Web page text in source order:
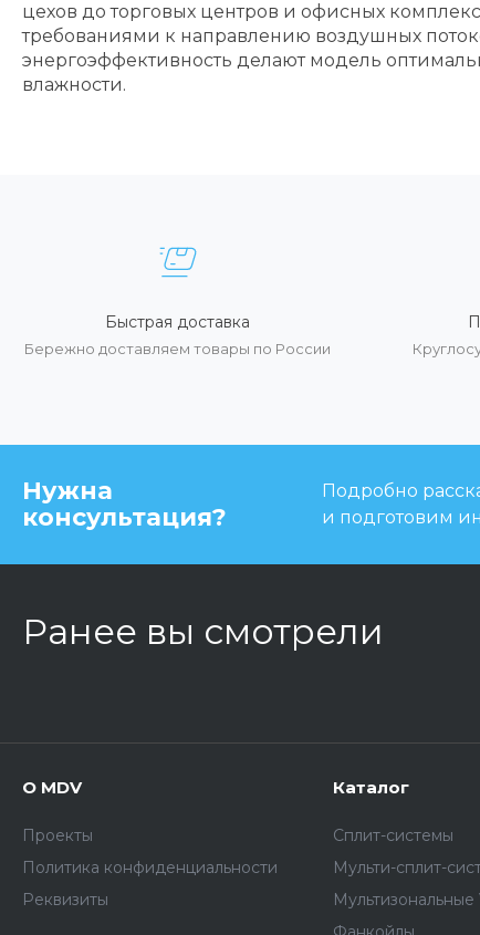
цехов до торговых центров и офисных
требованиями к направлению воздушных
энергоэффективность делают модель
влажности.
Быстрая доставка
Бережно доставляем товары по России
Нужна
консультация?
Подробно
и подготовим
Ранее вы смотрели
О MDV
Проекты
Политика конфиденциальности
Реквизиты
Каталог
Сплит-системы
Мульти-сплит-